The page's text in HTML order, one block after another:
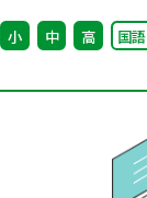
後修正
小 中 高 国語